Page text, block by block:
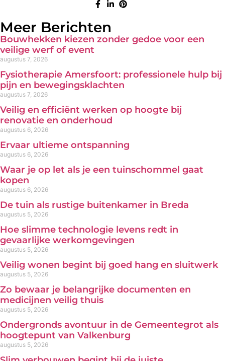
Meer Berichten
Bouwhekken kiezen zonder gedoe voor een
veilige werf of event
augustus 7, 2026
Fysiotherapie Amersfoort: professionele hulp bij
pijn en bewegingsklachten
augustus 7, 2026
Veilig en efficiënt werken op hoogte bij
renovatie en onderhoud
augustus 6, 2026
Ervaar ultieme ontspanning
augustus 6, 2026
Waar je op let als je een tuinschommel gaat
kopen
augustus 6, 2026
De tuin als rustige buitenkamer in Breda
augustus 5, 2026
Hoe slimme technologie levens redt in
gevaarlijke werkomgevingen
augustus 5, 2026
Veilig wonen begint bij goed hang en sluitwerk
augustus 5, 2026
Zo bewaar je belangrijke documenten en
medicijnen veilig thuis
augustus 5, 2026
Ondergronds avontuur in de Gemeentegrot als
hoogtepunt van Valkenburg
augustus 5, 2026